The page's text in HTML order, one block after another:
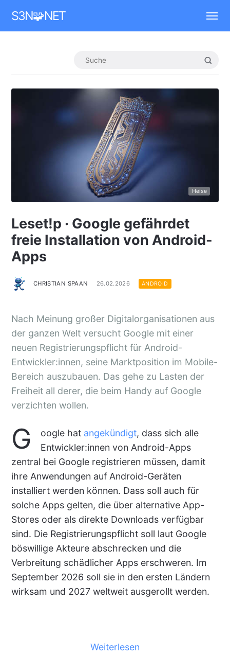
S3N🧩NET
Heise
Leset!p · Google gefährdet
freie Installation von Android-
Apps
CHRISTIAN SPAAN 26.02.2026 ANDROID
Nach Meinung großer Digitalorganisationen aus
der ganzen Welt versucht Google mit einer
neuen Registrierungspflicht für Android-
Entwickler:innen, seine Marktposition im Mobile-
Bereich auszubauen. Das gehe zu Lasten der
Freiheit all derer, die beim Handy auf Google
verzichten wollen.
G oogle hat angekündigt, dass sich alle
Entwickler:innen von Android-Apps
zentral bei Google registrieren müssen, damit
ihre Anwendungen auf Android-Geräten
installiert werden können. Dass soll auch für
solche Apps gelten, die über alternative App-
Stores oder als direkte Downloads verfügbar
sind. Die Registrierungspflicht soll laut Google
böswillige Akteure abschrecken und die
Verbreitung schädlicher Apps erschweren. Im
September 2026 soll sie in den ersten Ländern
wirksam und 2027 weltweit ausgerollt werden.
Weiterlesen